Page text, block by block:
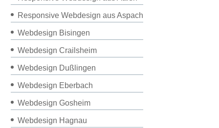
Responsive Webdesign aus Aspach
Webdesign Bisingen
Webdesign Crailsheim
Webdesign Dußlingen
Webdesign Eberbach
Webdesign Gosheim
Webdesign Hagnau